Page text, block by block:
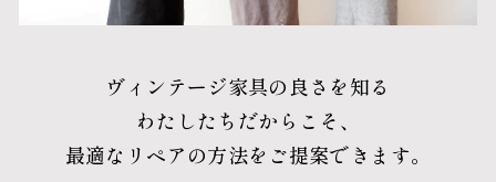
ヴィンテージ家具の良さを知る
わたしたちだからこそ、
最適なリペアの方法をご提案できます。